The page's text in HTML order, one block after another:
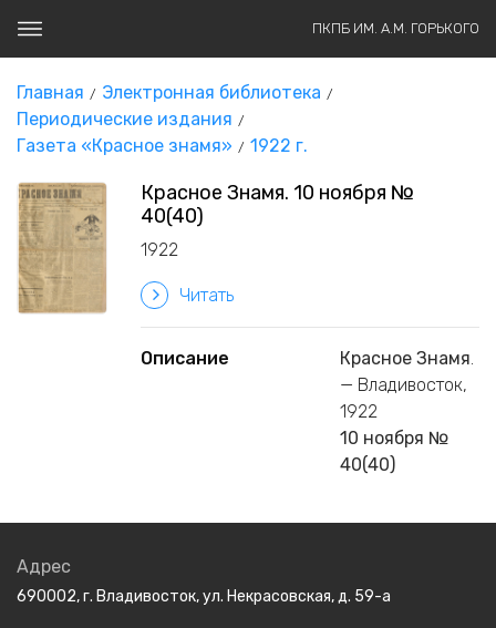
ПКПБ ИМ. А.М. ГОРЬКОГО
Главная
Электронная библиотека
Периодические издания
Газета «Красное знамя»
1922 г.
Красное Знамя. 10 ноября №
40(40)
1922
Читать
Описание Красное Знамя.
— Владивосток,
1922
10 ноября №
40(40)
Адрес
690002, г. Владивосток, ул. Некрасовская, д. 59-а